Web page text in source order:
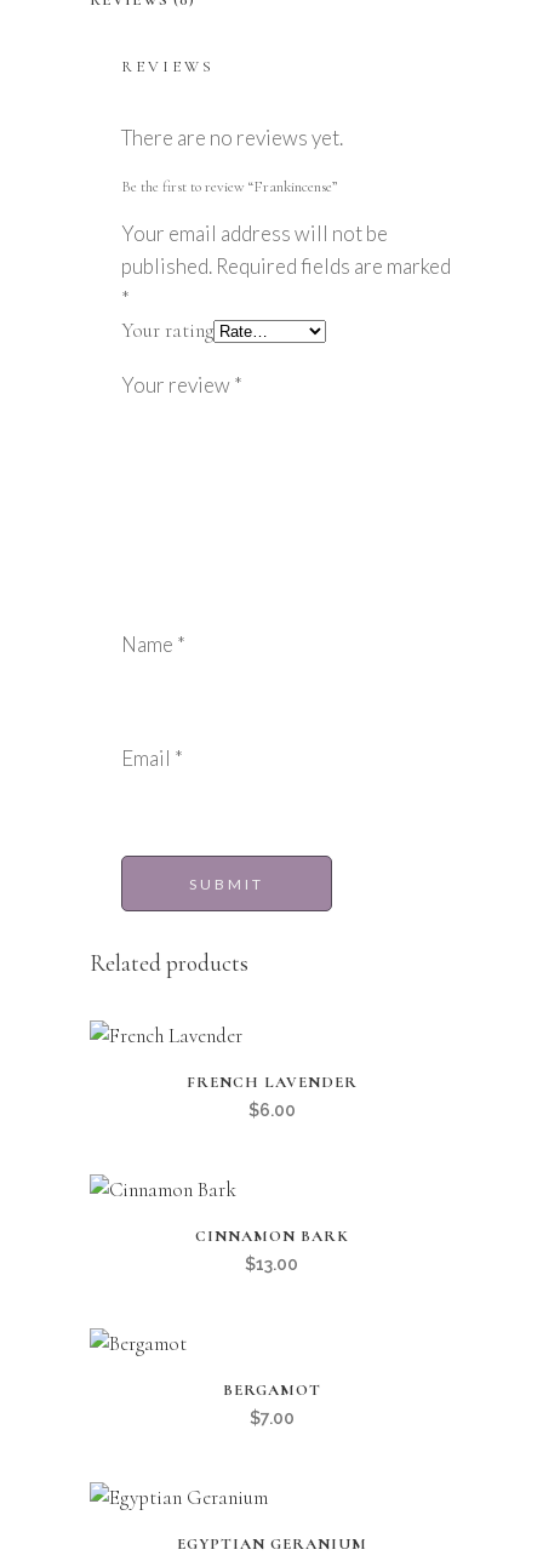
REVIEWS
There are no reviews yet.
Be the first to review “Frankincense”
Your email address will not be
published. Required fields are marked
*
Your rating
Your review*
Name *
Email *
Related products
FRENCH LAVENDER
$6.00
CINNAMON BARK
$13.00
BERGAMOT
$7.00
EGYPTIAN GERANIUM